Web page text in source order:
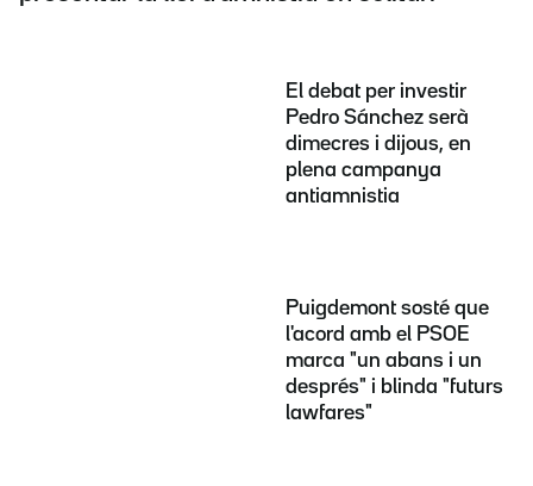
El debat per investir
Pedro Sánchez serà
dimecres i dijous, en
plena campanya
antiamnistia
Puigdemont sosté que
l'acord amb el PSOE
marca "un abans i un
després" i blinda "futurs
lawfares"